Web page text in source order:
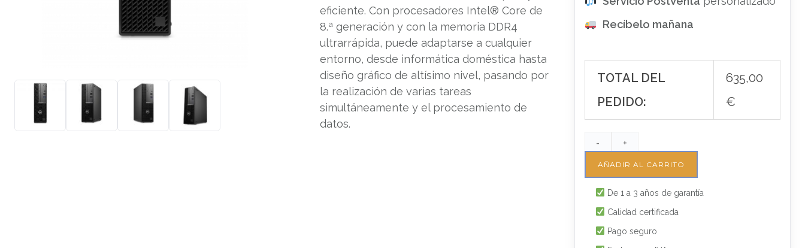
eficiente. Con procesadores Intel® Core de
8.ª generación y con la memoria DDR4
ultrarrápida, puede adaptarse a cualquier
entorno, desde informática doméstica hasta
diseño gráfico de altísimo nivel, pasando por
la realización de varias tareas
simultáneamente y el procesamiento de
datos.
Recíbelo mañana
TOTAL DEL
PEDIDO:
635,00
€
- +
AÑADIR AL CARRITO
De 1 a 3 años de garantía
Calidad certificada
Pago seguro